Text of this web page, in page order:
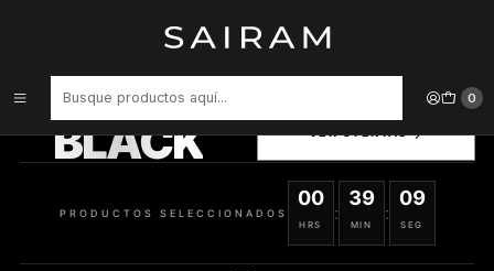
0
PERFUME HUGO NOW VARON EDT 125 ML
BLACK
SELECCIONADOS
PRODUCTOS SELECCIONADOS
00
HRS
:
39
MIN
:
08
SEG